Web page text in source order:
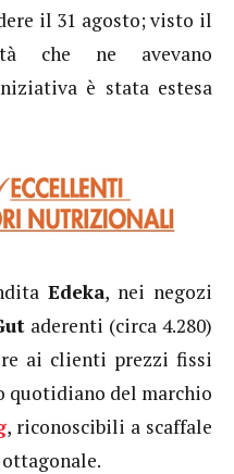
il 31 agosto; visto il
che ne avevano
è stata estesa
Edeka, nei negozi
aderenti (circa 4.280)
ai clienti prezzi fissi
quotidiano del marchio
, riconoscibili a scaffale